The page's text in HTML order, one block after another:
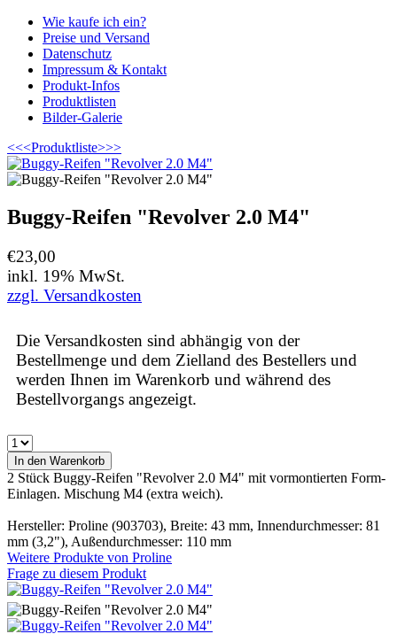
Wie kaufe ich ein?
Preise und Versand
Datenschutz
Impressum & Kontakt
Produkt-Infos
Produktlisten
Bilder-Galerie
<<<Produktliste>>>
Buggy-Reifen "Revolver 2.0 M4"
€23,00
inkl. 19% MwSt.
zzgl. Versandkosten
Die Versandkosten sind abhängig von der
Bestellmenge und dem Zielland des Bestellers und
werden Ihnen im Warenkorb und während des
Bestellvorgangs angezeigt.
2 Stück Buggy-Reifen "Revolver 2.0 M4" mit vormontierten Form-
Einlagen. Mischung M4 (extra weich).
Hersteller: Proline (903703), Breite: 43 mm, Innendurchmesser: 81
mm (3,2"), Außendurchmesser: 110 mm
Weitere Produkte von Proline
Frage zu diesem Produkt